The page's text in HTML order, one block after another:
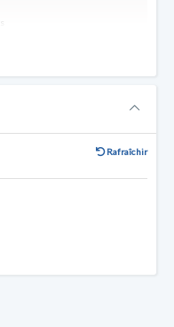
Rafraîchir